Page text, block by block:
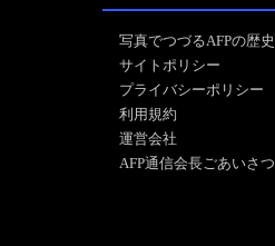
写真でつづるAFPの歴史
サイトポリシー
プライバシーポリシー
利用規約
運営会社
AFP通信会長ごあいさつ